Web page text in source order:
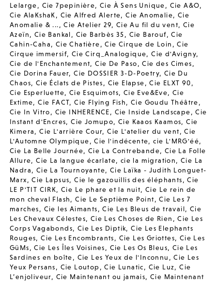
Lelarge, Cie 7pepinière,Cie À Sens Unique, Cie A&O,
Cie AlaKshaK, Cie Alfred Alerte,Cie Anomalie, Cie
Anomalie & ...,Cie Atelier 29, Cie Au fil du vent, Cie
Azeïn, Cie Bankal, Cie Barbès 35, Cie Barouf,Cie
Cahin-Caha, Cie Chatière,Cie Cirque de Loin ,Cie
Cirque immersif, Cie Cirq_Analogique,Cie d'Avigny,
Cie de l'Enchantement,Cie De Paso,Cie des Cimes,
Cie Dorina Fauer,Cie DOSSIER 3-D-Poetry, Cie Du
Chaos, Cie Éclats de Pistes, Cie Elapse,Cie ELXT 90,
Cie Esperluette, Cie Esquimots, Cie Eve&Eve,Cie
Extime,Cie FACT,Cie Flying Fish,Cie Goudu Théâtre,
Cie In Vitro, Cie INHERENCE, Cie Inside Landscape,Cie
Instant d'Encres,Cie Jomupo,Cie Kaaos Kaamos,Cie
Kimera,Cie L'arrière Cour,Cie L'atelier du vent,Cie
L'Automne Olympique,Cie l'indécente,cie L'MRG'éé,
Cie La Belle Journée, Cie La Contrebande, Cie La Folle
Allure,Cie La langue écarlate, cie la migration,Cie La
Nadra, Cie La Tournoyante, Cie Laïka - Judith Longuet-
Marx,Cie Lapsus,Cie le gazouillis des éléphants,Cie
LE P'TIT CIRK,Cie Le phare et la nuit,Cie Le rein de
mon cheval Flash,Cie Le Septième Point,Cie Les 7
marches, Cie les Aimants,Cie Les Bleus de travail, Cie
Les Chevaux Célestes, Cie Les Choses de Rien ,Cie Les
Corps Vagabonds, Cie Les Diptik,Cie Les Elephants
Rouges,Cie Les Encombrants, Cie Les Griottes, Cie Les
GüMs,Cie Les Îles Voisines, Cie Les Os Bleus, Cie Les
Sardines en boîte, Cie Les Yeux de l'Inconnu ,Cie Les
Yeux Persans, Cie Loutop ,Cie Lunatic, Cie Luz,Cie
L’enjoliveur, Cie Maintenant ou jamais,Cie Maintenant